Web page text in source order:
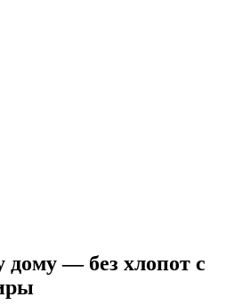
дому — без хлопот с